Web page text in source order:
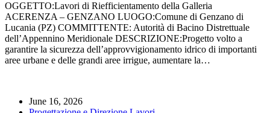
OGGETTO:Lavori di Riefficientamento della Galleria
ACERENZA – GENZANO LUOGO:Comune di Genzano di
Lucania (PZ) COMMITTENTE: Autorità di Bacino Distrettuale
dell’Appennino Meridionale DESCRIZIONE:Progetto volto a
garantire la sicurezza dell’approvvigionamento idrico di importanti
aree urbane e delle grandi aree irrigue, aumentare la…
June 16, 2026